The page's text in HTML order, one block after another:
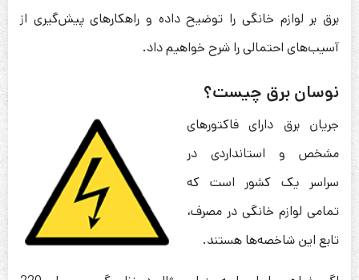
برق بر لوازم خانگی را توضیح داده و راهکارهای پیش‌گیری از
آسیب‌های احتمالی را شرح خواهیم داد.
نوسان برق چیست؟
جریان برق دارای فاکتورهای
مشخص و استانداردی در
سراسر یک کشور است که
تمامی لوازم خانگی در مصرف،
تابع این شاخصه‌ها هستند.